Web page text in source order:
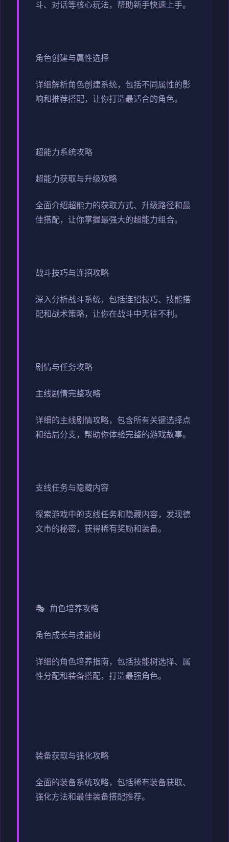
斗、对话等核心玩法，帮助新手快速上手。
角色创建与属性选择
详细解析角色创建系统，包括不同属性的影
响和推荐搭配，让你打造最适合的角色。
超能力系统攻略
超能力获取与升级攻略
全面介绍超能力的获取方式、升级路径和最
佳搭配，让你掌握最强大的超能力组合。
战斗技巧与连招攻略
深入分析战斗系统，包括连招技巧、技能搭
配和战术策略，让你在战斗中无往不利。
剧情与任务攻略
主线剧情完整攻略
详细的主线剧情攻略，包含所有关键选择点
和结局分支，帮助你体验完整的游戏故事。
支线任务与隐藏内容
探索游戏中的支线任务和隐藏内容，发现德
文市的秘密，获得稀有奖励和装备。
🎭 角色培养攻略
角色成长与技能树
详细的角色培养指南，包括技能树选择、属
性分配和装备搭配，打造最强角色。
装备获取与强化攻略
全面的装备系统攻略，包括稀有装备获取、
强化方法和最佳装备搭配推荐。